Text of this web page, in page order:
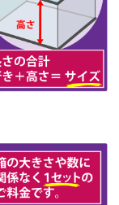
火)
月)
火)
)
金)
(月)